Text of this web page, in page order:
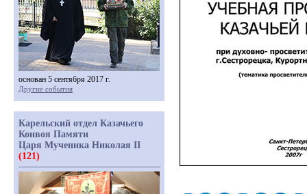
основан 5 сентября 2017 г.
Другие события
Карельский отдел Казачьего
Конвоя Памяти
Царя Мученика Николая II
(121)